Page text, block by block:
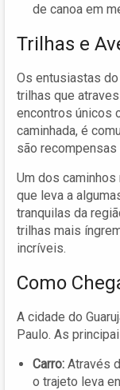
de canoa em
Trilhas e
Os entusiastas
trilhas que
encontros únicos
caminhada, é
são
Um dos
que leva a
tranquilas da
trilhas mais
incríveis.
Como
A cidade do
Paulo. As
Carro: Através
o trajeto leva